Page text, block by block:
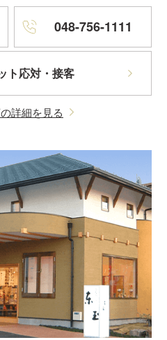
048-756-1111
ト応対・接客
詳細を見る